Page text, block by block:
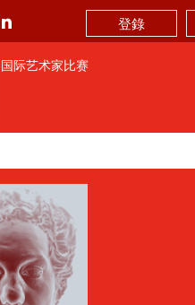
登錄
国际艺术家比赛